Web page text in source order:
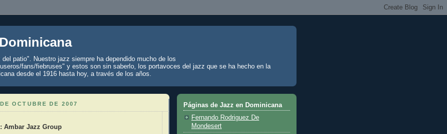
del patio". Nuestro jazz siempre ha dependido mucho de los
fans/fiebruses" y estos son sin saberlo, los portavoces del jazz que se ha hecho en la
desde el 1916 hasta hoy, a través de los años.
OCTUBRE DE 2007
Ambar Jazz Group
Páginas de Jazz en Dominicana
Fernando Rodriguez De
Mondesert